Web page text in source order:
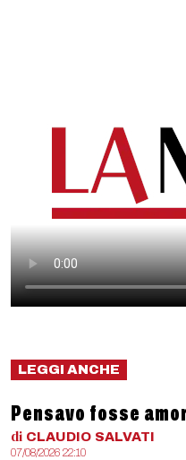
LEGGI ANCHE
Pensavo fosse
di CLAUDIO SALVATI
07/08/2026 22:10